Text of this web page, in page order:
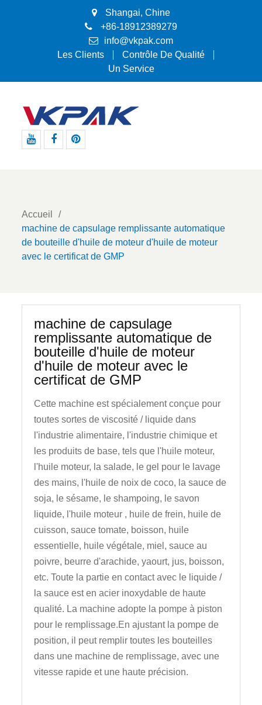
Shangai, Chine
+86-18912389279
info@vkpak.com
Les Clients
Contrôle De Qualité
Un Service
Accueil
machine de capsulage remplissante automatique
de bouteille d'huile de moteur d'huile de moteur
avec le certificat de GMP
machine de capsulage
remplissante automatique de
bouteille d'huile de moteur
d'huile de moteur avec le
certificat de GMP
Cette machine est spécialement conçue pour
toutes sortes de viscosité / liquide dans
l'industrie alimentaire, l'industrie chimique et
les produits de base, tels que l'huile moteur,
l'huile moteur, la salade, le gel pour le lavage
des mains, l'huile de noix de coco, la sauce de
soja, le sésame, le shampoing, le savon
liquide, l'huile moteur , huile de frein, huile de
cuisson, sauce tomate, boisson, huile
essentielle, huile végétale, miel, sauce au
poivre, beurre d'arachide, yaourt, jus, boisson,
etc. Toute la partie en contact avec le liquide /
la sauce est en acier inoxydable de haute
qualité. La machine adopte la pompe à piston
pour le remplissage.En ajustant la pompe de
position, il peut remplir toutes les bouteilles
dans une machine de remplissage, avec une
vitesse rapide et une haute précision.